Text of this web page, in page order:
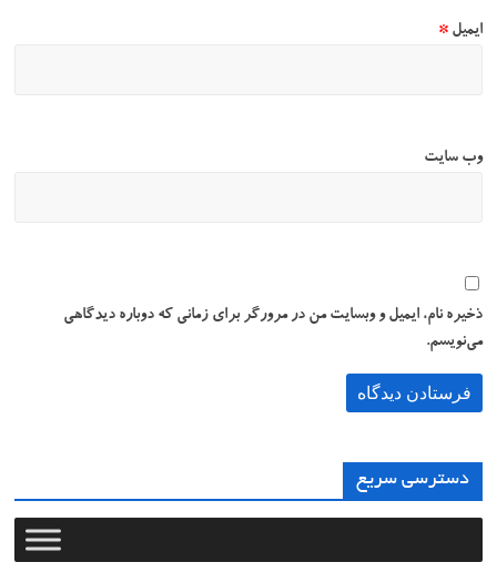
ایمیل*
وب‌ سایت
ذخیره نام، ایمیل و وبسایت من در مرورگر برای زمانی که دوباره دیدگاهی
می‌نویسم.
دسترسی سریع